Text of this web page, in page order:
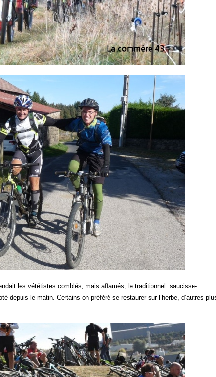
les vététistes comblés, mais affamés, le traditionnel saucisse-
depuis le matin. Certains on préféré se restaurer sur l’herbe, d’autres